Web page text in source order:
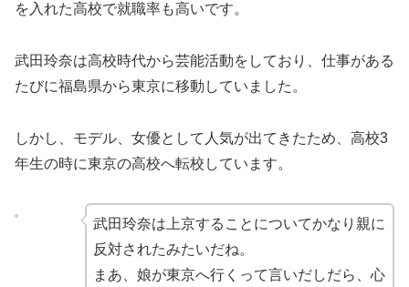
を入れた高校で就職率も高いです。
武田玲奈は高校時代から芸能活動をしており、仕事がある
たびに福島県から東京に移動していました。
しかし、モデル、女優として人気が出てきたため、高校3
年生の時に東京の高校へ転校しています。
武田玲奈は上京することについてかなり親に
反対されたみたいだね。
まあ、娘が東京へ行くって言いだしだら、心